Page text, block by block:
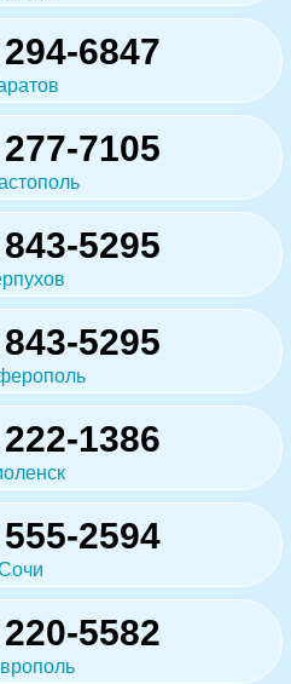
6847
7105
5295
5295
1386
2594
5582